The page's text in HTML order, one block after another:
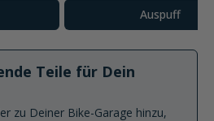
Auspuff
Teile für Dein
zu Deiner Bike-Garage hinzu,